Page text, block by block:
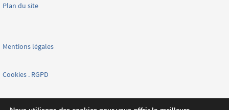
Plan du site
Mentions légales
Cookies . RGPD